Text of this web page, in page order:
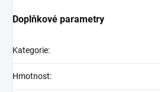
Doplňkové parametry
Kategorie:
Hmotnost: